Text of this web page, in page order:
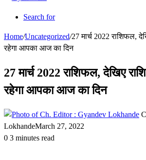
Search for
Home/Uncategorized/27 मार्च 2022 राशिफल,
रहेगा आपका आज का दिन
27 मार्च 2022 राशिफल, देखिए
रहेगा आपका आज का दिन
LokhandeMarch 27, 2022
0 3 minutes read